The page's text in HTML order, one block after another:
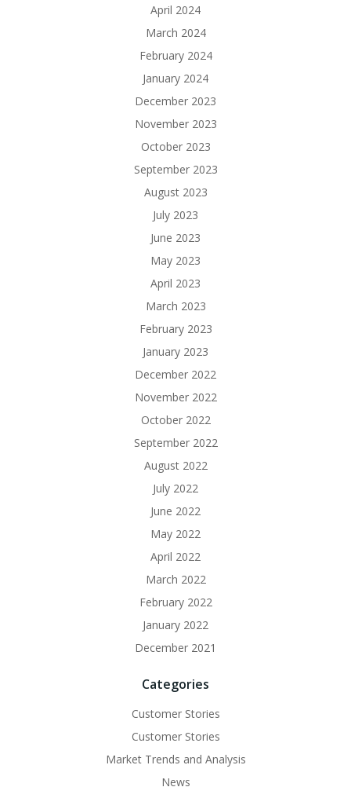
April 2024
March 2024
February 2024
January 2024
December 2023
November 2023
October 2023
September 2023
August 2023
July 2023
June 2023
May 2023
April 2023
March 2023
February 2023
January 2023
December 2022
November 2022
October 2022
September 2022
August 2022
July 2022
June 2022
May 2022
April 2022
March 2022
February 2022
January 2022
December 2021
Categories
Customer Stories
Customer Stories
Market Trends and Analysis
News